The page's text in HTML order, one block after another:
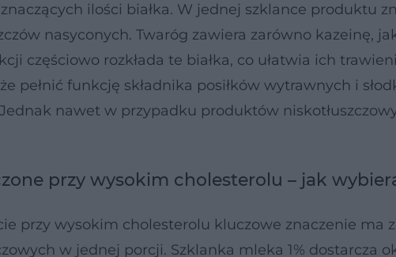
ilości białka. W jednej szklance produktu
nasyconych. Twaróg zawiera zarówno kazeinę,
częściowo rozkłada te białka, co ułatwia ich
pełnić funkcję składnika posiłków wytrawnych i
nawet w przypadku produktów
przy wysokim cholesterolu – jak
przy wysokim cholesterolu kluczowe znaczenie ma
w jednej porcji. Szklanka mleka 1% dostarcza